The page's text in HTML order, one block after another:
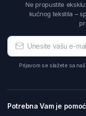
Ne propustite
kućnog tekstila –
Prijavom se slažete sa
Potrebna Vam je